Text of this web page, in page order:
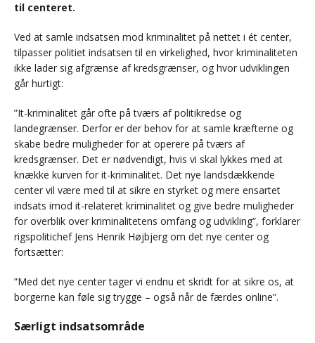
til centeret.
Ved at samle indsatsen mod kriminalitet på nettet i ét center,
tilpasser politiet indsatsen til en virkelighed, hvor kriminaliteten
ikke lader sig afgrænse af kredsgrænser, og hvor udviklingen
går hurtigt:
”It-kriminalitet går ofte på tværs af politikredse og
landegrænser. Derfor er der behov for at samle kræfterne og
skabe bedre muligheder for at operere på tværs af
kredsgrænser. Det er nødvendigt, hvis vi skal lykkes med at
knække kurven for it-kriminalitet. Det nye landsdækkende
center vil være med til at sikre en styrket og mere ensartet
indsats imod it-relateret kriminalitet og give bedre muligheder
for overblik over kriminalitetens omfang og udvikling”, forklarer
rigspolitichef Jens Henrik Højbjerg om det nye center og
fortsætter:
”Med det nye center tager vi endnu et skridt for at sikre os, at
borgerne kan føle sig trygge – også når de færdes online”.
Særligt indsatsområde